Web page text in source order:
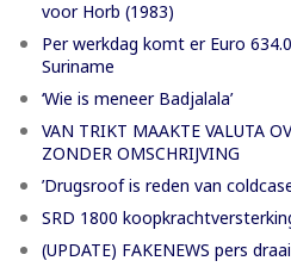
voor Horb (1983)
Per werkdag komt er Euro
Suriname
‘Wie is meneer Badjalala’
VAN TRIKT MAAKTE VALUTA
ZONDER OMSCHRIJVING
’Drugsroof is reden van
SRD 1800
(UPDATE) FAKENEWS pers